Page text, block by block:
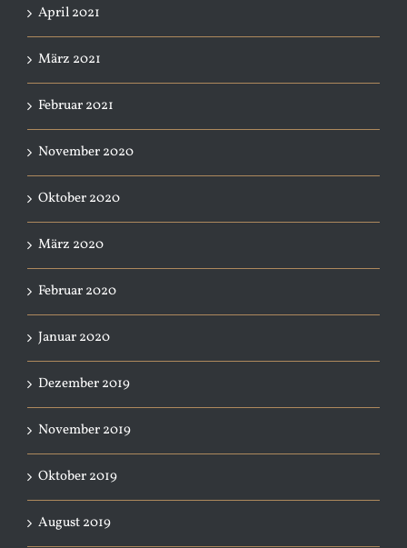
April 2021
März 2021
Februar 2021
November 2020
Oktober 2020
März 2020
Februar 2020
Januar 2020
Dezember 2019
November 2019
Oktober 2019
August 2019